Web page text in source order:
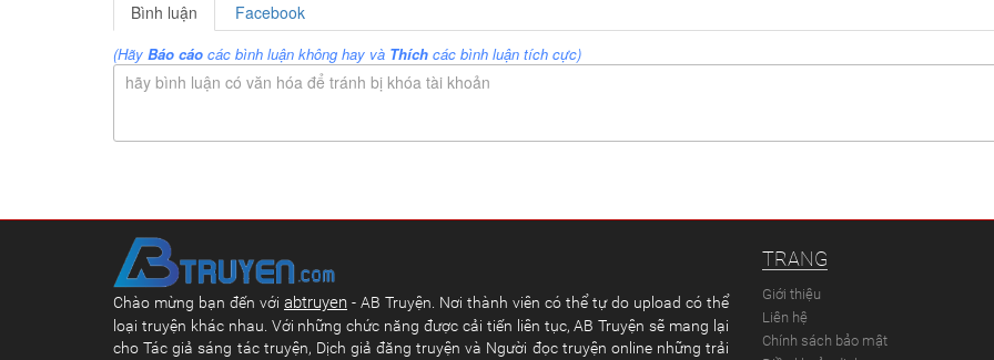
Bình luận
Facebook
(Hãy Báo cáo các bình luận không hay và Thích các bình luận tích cực)
hãy bình luận có văn hóa để tránh bị khóa tài khoản
Chào mừng bạn đến với abtruyen - AB Truyện. Nơi thành viên có thể tự do upload có thể
loại truyện khác nhau. Với những chức năng được cải tiến liên tục, AB Truyện sẽ mang lại
cho Tác giả sáng tác truyện, Dịch giả đăng truyện và Người đọc truyện online những trải
TRANG
Giới thiệu
Liên hệ
Chính sách bảo mật